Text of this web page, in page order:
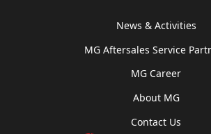
News & Activities
MG Aftersales Service
MG Career
About MG
Contact Us